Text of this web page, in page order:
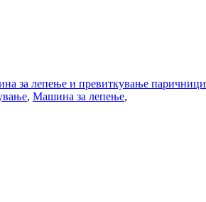
за лепење и превиткување паричници
, Машина за лепење,